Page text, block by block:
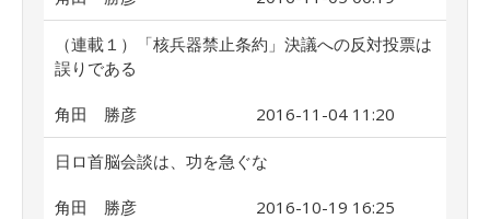
（連載１）「核兵器禁止条約」決議への反対投票は
誤りである
角田 勝彦 2016-11-04 11:20
日ロ首脳会談は、功を急ぐな
角田 勝彦 2016-10-19 16:25